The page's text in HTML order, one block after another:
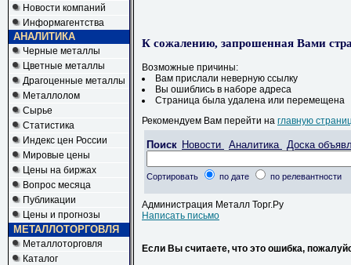
Новости компаний
Информагентства
АНАЛИТИКА
Черные металлы
Цветные металлы
Драгоценные металлы
Металлолом
Сырье
Статистика
Индекс цен России
Мировые цены
Цены на биржах
Вопрос месяца
Публикации
Цены и прогнозы
МЕТАЛЛОТОРГОВЛЯ
Металлоторговля
Каталог
К сожалению, запрошенная Вами
Возможные причины:
Вам прислали неверную ссылку
Вы ошиблись в наборе адреса
Страница была удалена или перемещена
Рекомендуем Вам перейти на главную
Поиск Новости Аналитика Доска
Сортировать по дате по релевантности
Администрация Металл Торг.Ру
Написать письмо
Если Вы считаете, что это ошибка,